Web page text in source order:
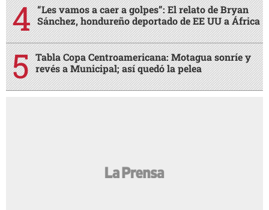
“Les vamos a caer a golpes”: El relato de Bryan
Sánchez, hondureño deportado de EE UU a África
Tabla Copa Centroamericana: Motagua sonríe y
revés a Municipal; así quedó la pelea